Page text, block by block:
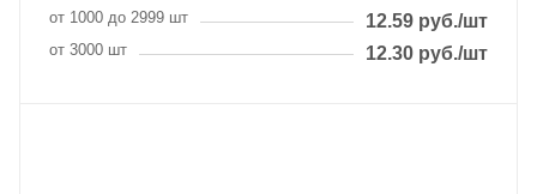
от 1000 до 2999 шт 12.59 руб./шт
от 3000 шт 12.30 руб./шт